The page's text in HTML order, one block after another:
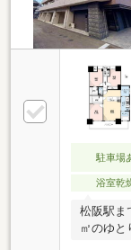
駐車場
浴室乾
松阪駅ま
㎡のゆと